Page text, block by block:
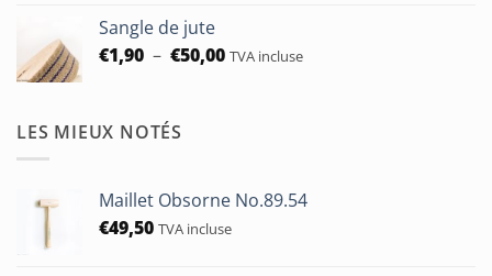
Sangle de jute
€1,90 – €50,00Plage
TVA incluse
LES MIEUX NOTÉS
Maillet Obsorne No.89.54
€49,50 TVA incluse